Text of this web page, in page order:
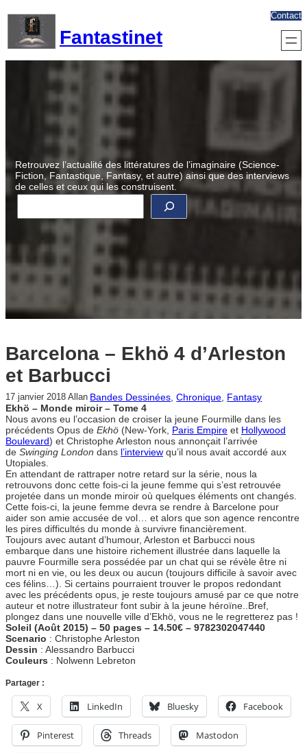
contenu
Fantastinet
Contact
Retrouvez l’actualité des littératures de l’imaginaire (Science-
Fiction, Fantastique, Fantasy, et autre) ainsi que des interviews
de celles et ceux qui les construisent.
R
c
c
h
e
Barcelona – Ekhö 4 d’Arleston
et Barbucci
17 janvier 2018 Allan Bandes Dessinées, Chronique, Fantasy
Ekhö – Monde miroir – Tome 4
Nous avons eu l’occasion de croiser la jeune Fourmille dans les
précédents Opus de Ekhö (New-York, Paris Empire et Hollywood
Boulevard) et Christophe Arleston nous annonçait l’arrivée
de Swinging London dans l’interview qu’il nous avait accordé aux
Utopiales.
En attendant de rattraper notre retard sur la série, nous la
retrouvons donc cette fois-ci la jeune femme qui s’est retrouvée
projetée dans un monde miroir où quelques éléments ont changés.
Cette fois-ci, la jeune femme devra se rendre à Barcelone pour
aider son amie accusée de vol… et alors que son agence rencontre
les pires difficultés du monde à survivre financièrement.
Toujours avec autant d’humour, Arleston et Barbucci nous
embarque dans une histoire richement illustrée dans laquelle la
pauvre Fourmille sera possédée par un chat qui se révèle être ni
mort ni en vie, ou les deux ou aucun (toujours difficile à savoir avec
ces félins…). Si certains pourraient trouver le propos redondant
avec les précédents opus, je reste toujours amusé par ce que notre
auteur et notre illustrateur font subir à la jeune héroïne..Bref,
plongez dans une nouvelle ville d’Ekhö, vous ne le regretterez pas !
Soleil (Août 2015) – 50 pages – 14.50€ – 9782302047440
Scenario : Christophe Arleston
Dessin : Alessandro Barbucci
Couleurs : Nolwenn Lebreton
Partager :
X LinkedIn Bluesky Facebook
Pinterest Threads Mastodon